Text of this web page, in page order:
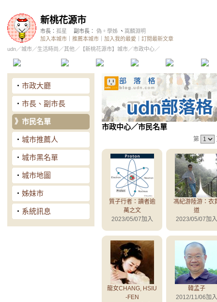
新桃花源市
市長： 孤星 副市長： 偽。學姊 、 嵩麟淵明
加入本城市
推薦本城市 加入我的最愛
訂閱最新文章
udn／城市／生活時尚 ／其他 ／ 【新桃花源市】城市／市政中心／
精華區 投票區 影像館
‧ 市政大廳
‧ 市長、副市長
》 市民名單
‧ 城市推薦人
‧ 城市黑名單
‧ 城市地圖
‧ 姊妹市
‧ 系統訊息
市政中心／市民名單
第
質子行者：讀者逾
萬之文
2023/05/07加入
馮紀游陸游：衣
道
2023/05/07加入
龍女CHANG, HSIU
-FEN
韓孟子
2012/11/06加入